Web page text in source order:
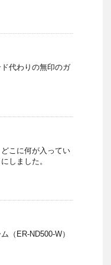
代わりの無印のガ
こに何が入ってい
しました。
（ER-ND500-W）